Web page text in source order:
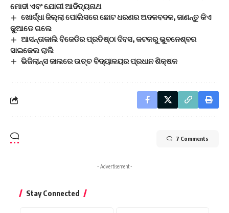
ମୋଦୀ ଏବଂ ଯୋଗୀ ଆଦିତ୍ୟନାଥ
ଖୋର୍ଦ୍ଧା ଜିଲ୍ଲା ପୋଲିସରେ ଛୋଟ ଧରଣର ଅଦଳବଦଳ, ଜାଣନ୍ତୁ କିଏ
କୁଆଡେ ଗଲେ
ଆସନ୍ତାକାଲି ବିଜେଡିର ପ୍ରତିଷ୍ଠା ଦିବସ, କଟକରୁ ଭୁବନେଶ୍ବର
ସାଇକେଲ ରାଲି
ଭିଜିଲାନ୍ସ ଜାଲରେ ଉଚ୍ଚ ବିଦ୍ୟାଳୟର ପ୍ରଧାନ ଶିକ୍ଷକ
7 Comments
- Advertisement -
Stay Connected